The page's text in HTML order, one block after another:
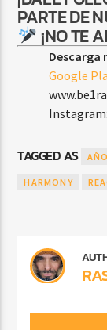
PARTE DE
¡NO TE
Descarga
Google
TAGGED AS
HARMONY